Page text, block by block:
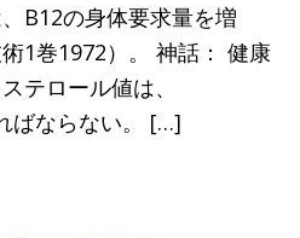
B12の身体要求量を増
1巻1972）。 神話： 健康
テロール値は、
ばならない。 […]